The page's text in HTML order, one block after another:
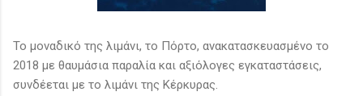
Το μοναδικό της λιμάνι, το Πόρτο, ανακατασκευασμένο το
2018 με θαυμάσια παραλία και αξιόλογες εγκαταστάσεις,
συνδέεται με το λιμάνι της Κέρκυρας.